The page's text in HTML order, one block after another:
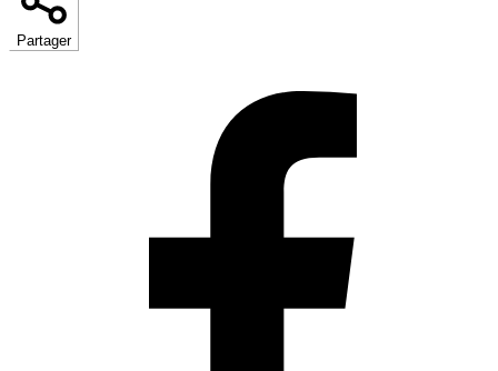
Partager